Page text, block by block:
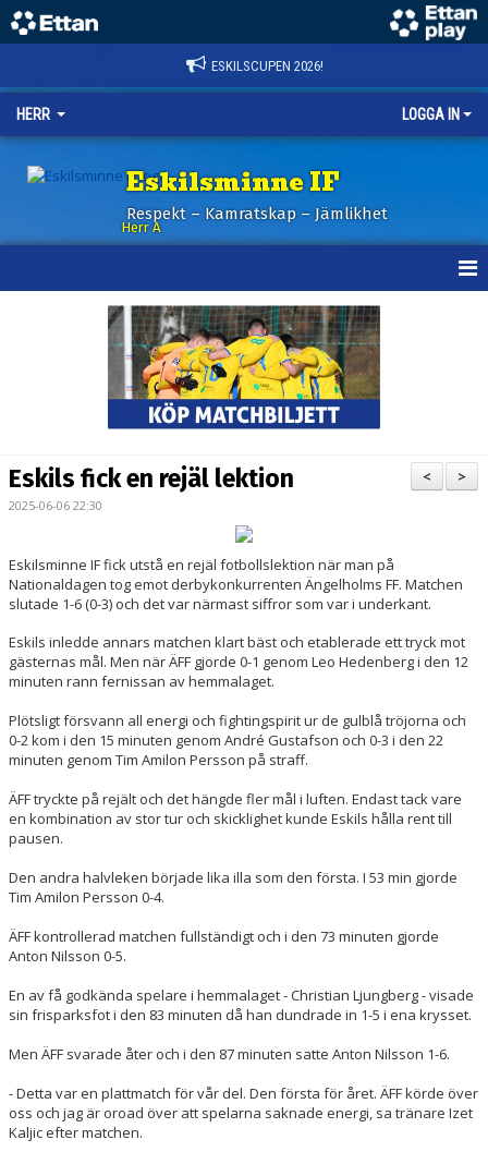
ESKILSCUPEN 2026!
HERR LOGGA IN
Eskilsminne IF
Respekt – Kamratskap – Jämlikhet
Herr A
BILDGALLERI
MATCHER
ETTAN SÖDRA
>
<
Eskils fick en rejäl lektion
2025-06-06 22:30
Eskilsminne IF fick utstå en rejäl fotbollslektion när man på
Nationaldagen tog emot derbykonkurrenten Ängelholms FF. Matchen
slutade 1-6 (0-3) och det var närmast siffror som var i underkant.
Eskils inledde annars matchen klart bäst och etablerade ett tryck mot
gästernas mål. Men när ÄFF gjorde 0-1 genom Leo Hedenberg i den 12
minuten rann fernissan av hemmalaget.
Plötsligt försvann all energi och fightingspirit ur de gulblå tröjorna och
0-2 kom i den 15 minuten genom André Gustafson och 0-3 i den 22
minuten genom Tim Amilon Persson på straff.
ÄFF tryckte på rejält och det hängde fler mål i luften. Endast tack vare
en kombination av stor tur och skicklighet kunde Eskils hålla rent till
pausen.
Den andra halvleken började lika illa som den första. I 53 min gjorde
Tim Amilon Persson 0-4.
ÄFF kontrollerad matchen fullständigt och i den 73 minuten gjorde
Anton Nilsson 0-5.
En av få godkända spelare i hemmalaget - Christian Ljungberg - visade
sin frisparksfot i den 83 minuten då han dundrade in 1-5 i ena krysset.
Men ÄFF svarade åter och i den 87 minuten satte Anton Nilsson 1-6.
- Detta var en plattmatch för vår del. Den första för året. ÄFF körde över
oss och jag är oroad över att spelarna saknade energi, sa tränare Izet
Kaljic efter matchen.